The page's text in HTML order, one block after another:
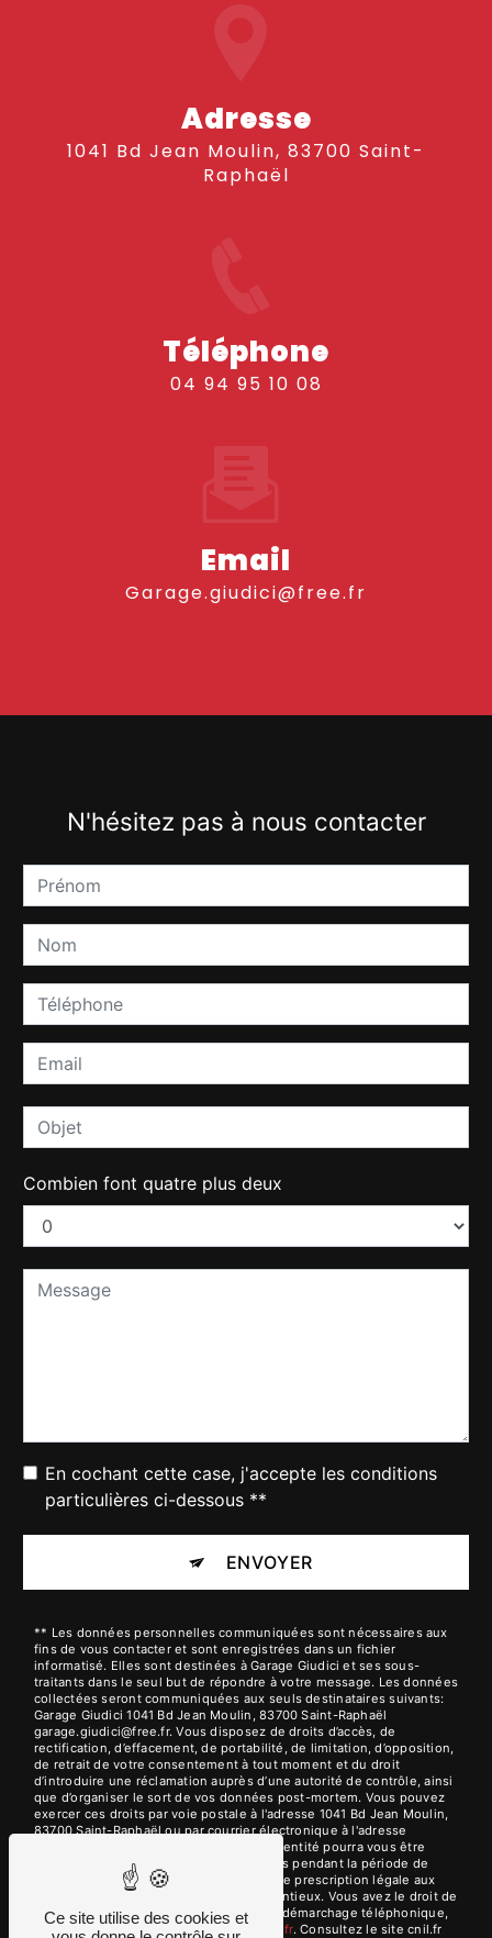
Adresse
1041 Bd Jean Moulin, 83700 Saint-
Raphaël
Téléphone
04 94 95 10 08
Email
garage.giudici@free.fr
N'hésitez pas à nous contacter
Combien font quatre plus deux
En cochant cette case, j'accepte les conditions
particulières ci-dessous **
ENVOYER
** Les données personnelles communiquées sont nécessaires aux
fins de vous contacter et sont enregistrées dans un fichier
informatisé. Elles sont destinées à Garage Giudici et ses sous-
traitants dans le seul but de répondre à votre message. Les données
collectées seront communiquées aux seuls destinataires suivants:
Garage Giudici 1041 Bd Jean Moulin, 83700 Saint-Raphaël
garage.giudici@free.fr. Vous disposez de droits d’accès, de
rectification, d’effacement, de portabilité, de limitation, d’opposition,
de retrait de votre consentement à tout moment et du droit
d’introduire une réclamation auprès d’une autorité de contrôle, ainsi
que d’organiser le sort de vos données post-mortem. Vous pouvez
exercer ces droits par voie postale à l'adresse 1041 Bd Jean Moulin,
83700 Saint-Raphaël ou par courrier électronique à l'adresse
garage.giudici@free.fr. Un justificatif d'identité pourra vous être
demandé. Nous conservons vos données pendant la période de
prise de contact puis pendant la durée de prescription légale aux
fins probatoires et de gestion des contentieux. Vous avez le droit de
vous inscrire sur la liste d'opposition au démarchage téléphonique,
disponible à cette adresse: Bloctel.gouv.fr. Consultez le site cnil.fr
Ce site utilise des cookies et